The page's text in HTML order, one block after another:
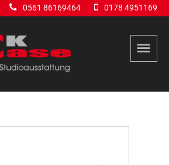
0561 86169464 0178 4951169